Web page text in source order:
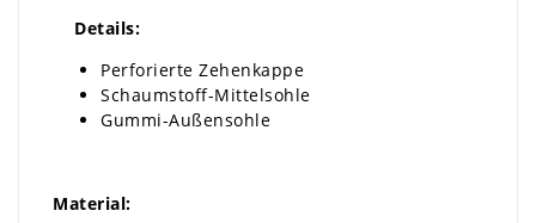
Details:
Perforierte Zehenkappe
Schaumstoff-Mittelsohle
Gummi-Außensohle
Material: